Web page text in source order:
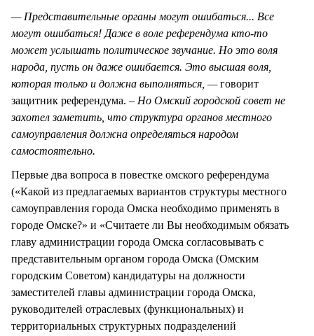
— Представительные органы могут ошибаться... Все
могут ошибаться! Даже в воле референдума кто-то
может услышать политическое звучание. Но это воля
народа, пусть он даже ошибается. Это высшая воля,
которая только и должна выполняться, —говорит
защитник референдума. – Но Омский городской совет не
захотел заметить, что структура органов местного
самоуправления должна определяться народом
самостоятельно.
Первые два вопроса в повестке омского референдума
(«Какой из предлагаемых вариантов структуры местного
самоуправления города Омска необходимо применять в
городе Омске?» и «Считаете ли Вы необходимым обязать
главу администрации города Омска согласовывать с
представительным органом города Омска (Омским
городским Советом) кандидатуры на должности
заместителей главы администрации города Омска,
руководителей отраслевых (функциональных) и
территориальных структурных подразделений